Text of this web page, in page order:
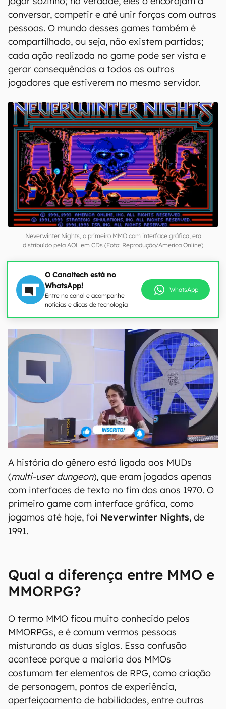
conversar, competir e até unir forças com outras
pessoas. O mundo desses games também é
compartilhado, ou seja, não existem partidas;
cada ação realizada no game pode ser vista e
gerar consequências a todos os outros
jogadores que estiverem no mesmo servidor.
Neverwinter Nights, o primeiro MMO com interface gráfica, era
distribuído pela AOL em CDs (Foto: Reprodução/America Online)
O Canaltech está no
WhatsApp!
Entre no canal e acompanhe
notícias e dicas de tecnologia
WhatsApp
A história do gênero está ligada aos MUDs
(multi-user dungeon), que eram jogados apenas
com interfaces de texto no fim dos anos 1970. O
primeiro game com interface gráfica, como
jogamos até hoje, foi Neverwinter Nights, de
1991.
Qual a diferença entre MMO e
MMORPG?
O termo MMO ficou muito conhecido pelos
MMORPGs, e é comum vermos pessoas
misturando as duas siglas. Essa confusão
acontece porque a maioria dos MMOs
costumam ter elementos de RPG, como criação
de personagem, pontos de experiência,
aperfeiçoamento de habilidades, entre outras